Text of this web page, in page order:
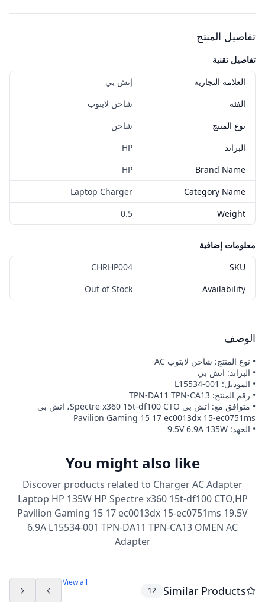
تفاصيل المنتج
تفاصيل تقنية
العلامة التجارية
إتش بي
الفئة
شاحن لابتوب
نوع المنتج
شاحن
البراند
HP
Brand Name
HP
Category Name
Laptop Charger
Weight
0.5
معلومات إضافية
SKU
CHRHP004
Availability
Out of Stock
الوصف
• نوع المنتج: شاحن لابتوب AC
• البراند: اتش بي
• الموديل: L15534-001
• رقم المنتج: TPN-DA11 TPN-CA13
• متوافق مع: اتش بي Spectre x360 15t-df100 CTO، اتش بي
Pavilion Gaming 15 17 ec0013dx 15-ec0751ms
• الجهد: 9.5V 6.9A 135W
You might also like
Discover products related to Charger AC Adapter
Laptop HP 135W HP Spectre x360 15t-df100 CTO,HP
Pavilion Gaming 15 17 ec0013dx 15-ec0751ms 19.5V
6.9A L15534-001 TPN-DA11 TPN-CA13 OMEN AC
Adapter
Similar Products
12
View all